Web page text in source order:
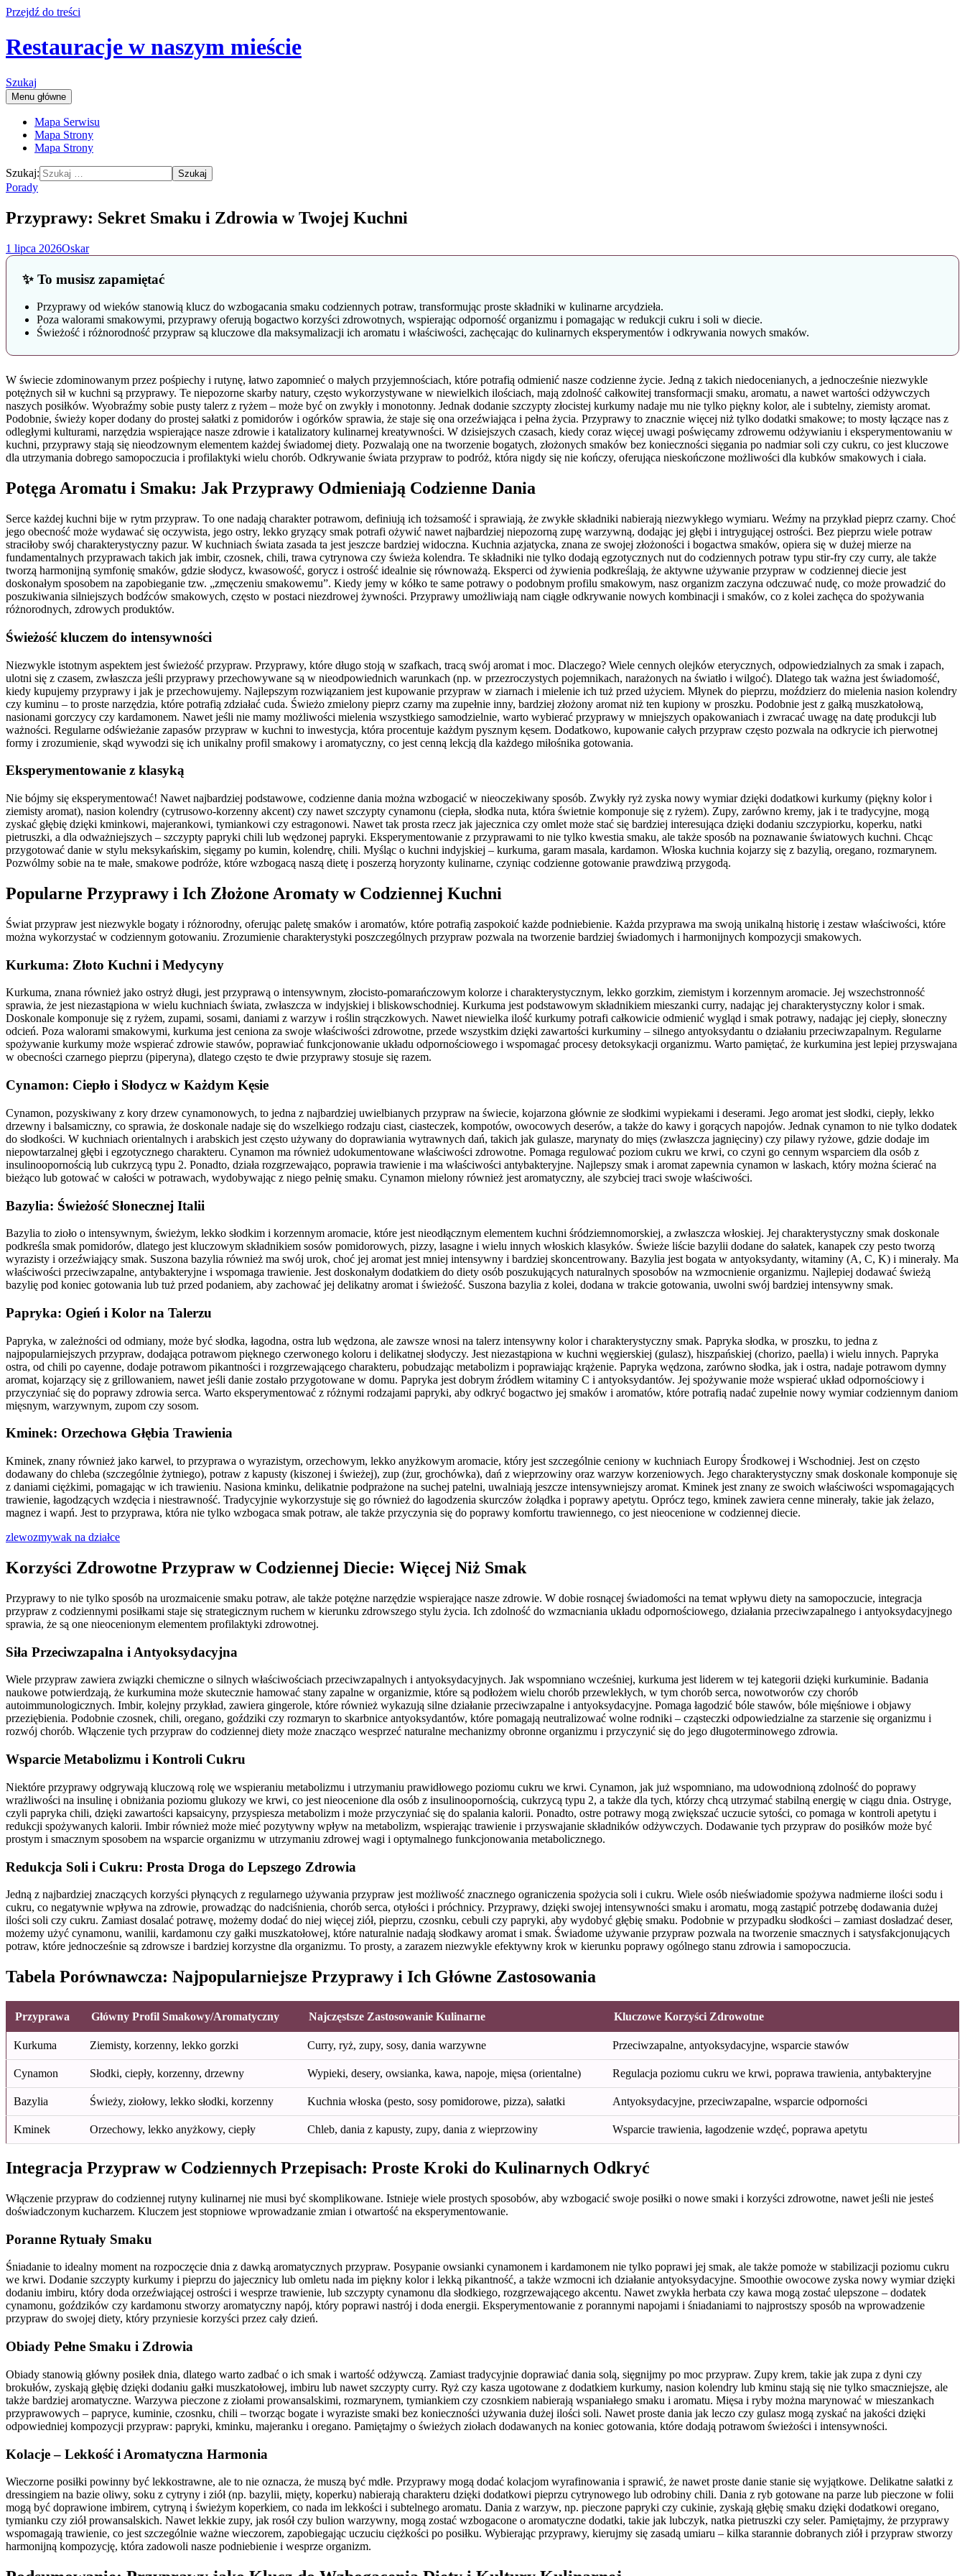
Przejdź do treści
Restauracje w naszym mieście
Szukaj
Menu główne
Mapa Serwisu
Mapa Strony
Mapa Strony
Szukaj:
Porady
Przyprawy: Sekret Smaku i Zdrowia w Twojej Kuchni
1 lipca 2026Oskar
✨ To musisz zapamiętać
Przyprawy od wieków stanowią klucz do wzbogacania smaku codziennych potraw, transformując proste składniki w kulinarne arcydzieła.
Poza walorami smakowymi, przyprawy oferują bogactwo korzyści zdrowotnych, wspierając odporność organizmu i pomagając w redukcji cukru i soli w diecie.
Świeżość i różnorodność przypraw są kluczowe dla maksymalizacji ich aromatu i właściwości, zachęcając do kulinarnych eksperymentów i odkrywania nowych smaków.
W świecie zdominowanym przez pośpiechy i rutynę, łatwo zapomnieć o małych przyjemnościach, które potrafią odmienić nasze codzienne życie. Jedną z takich niedocenianych, a jednocześnie niezwykle
potężnych sił w kuchni są przyprawy. Te niepozorne skarby natury, często wykorzystywane w niewielkich ilościach, mają zdolność całkowitej transformacji smaku, aromatu, a nawet wartości odżywczych
naszych posiłków. Wyobraźmy sobie pusty talerz z ryżem – może być on zwykły i monotonny. Jednak dodanie szczypty złocistej kurkumy nadaje mu nie tylko piękny kolor, ale i subtelny, ziemisty aromat.
Podobnie, świeży koper dodany do prostej sałatki z pomidorów i ogórków sprawia, że staje się ona orzeźwiająca i pełna życia. Przyprawy to znacznie więcej niż tylko dodatki smakowe; to mosty łączące nas z
odległymi kulturami, narzędzia wspierające nasze zdrowie i katalizatory kulinarnej kreatywności. W dzisiejszych czasach, kiedy coraz więcej uwagi poświęcamy zdrowemu odżywianiu i eksperymentowaniu w
kuchni, przyprawy stają się nieodzownym elementem każdej świadomej diety. Pozwalają one na tworzenie bogatych, złożonych smaków bez konieczności sięgania po nadmiar soli czy cukru, co jest kluczowe
dla utrzymania dobrego samopoczucia i profilaktyki wielu chorób. Odkrywanie świata przypraw to podróż, która nigdy się nie kończy, oferująca nieskończone możliwości dla kubków smakowych i ciała.
Potęga Aromatu i Smaku: Jak Przyprawy Odmieniają Codzienne Dania
Serce każdej kuchni bije w rytm przypraw. To one nadają charakter potrawom, definiują ich tożsamość i sprawiają, że zwykłe składniki nabierają niezwykłego wymiaru. Weźmy na przykład pieprz czarny. Choć
jego obecność może wydawać się oczywista, jego ostry, lekko gryzący smak potrafi ożywić nawet najbardziej niepozorną zupę warzywną, dodając jej głębi i intrygującej ostrości. Bez pieprzu wiele potraw
straciłoby swój charakterystyczny pazur. W kuchniach świata zasada ta jest jeszcze bardziej widoczna. Kuchnia azjatycka, znana ze swojej złożoności i bogactwa smaków, opiera się w dużej mierze na
fundamentalnych przyprawach takich jak imbir, czosnek, chili, trawa cytrynowa czy świeża kolendra. Te składniki nie tylko dodają egzotycznych nut do codziennych potraw typu stir-fry czy curry, ale także
tworzą harmonijną symfonię smaków, gdzie słodycz, kwasowość, gorycz i ostrość idealnie się równoważą. Eksperci od żywienia podkreślają, że aktywne używanie przypraw w codziennej diecie jest
doskonałym sposobem na zapobieganie tzw. „zmęczeniu smakowemu”. Kiedy jemy w kółko te same potrawy o podobnym profilu smakowym, nasz organizm zaczyna odczuwać nudę, co może prowadzić do
poszukiwania silniejszych bodźców smakowych, często w postaci niezdrowej żywności. Przyprawy umożliwiają nam ciągłe odkrywanie nowych kombinacji i smaków, co z kolei zachęca do spożywania
różnorodnych, zdrowych produktów.
Świeżość kluczem do intensywności
Niezwykle istotnym aspektem jest świeżość przypraw. Przyprawy, które długo stoją w szafkach, tracą swój aromat i moc. Dlaczego? Wiele cennych olejków eterycznych, odpowiedzialnych za smak i zapach,
ulotni się z czasem, zwłaszcza jeśli przyprawy przechowywane są w nieodpowiednich warunkach (np. w przezroczystych pojemnikach, narażonych na światło i wilgoć). Dlatego tak ważna jest świadomość,
kiedy kupujemy przyprawy i jak je przechowujemy. Najlepszym rozwiązaniem jest kupowanie przypraw w ziarnach i mielenie ich tuż przed użyciem. Młynek do pieprzu, moździerz do mielenia nasion kolendry
czy kuminu – to proste narzędzia, które potrafią zdziałać cuda. Świeżo zmielony pieprz czarny ma zupełnie inny, bardziej złożony aromat niż ten kupiony w proszku. Podobnie jest z gałką muszkatołową,
nasionami gorczycy czy kardamonem. Nawet jeśli nie mamy możliwości mielenia wszystkiego samodzielnie, warto wybierać przyprawy w mniejszych opakowaniach i zwracać uwagę na datę produkcji lub
ważności. Regularne odświeżanie zapasów przypraw w kuchni to inwestycja, która procentuje każdym pysznym kęsem. Dodatkowo, kupowanie całych przypraw często pozwala na odkrycie ich pierwotnej
formy i zrozumienie, skąd wywodzi się ich unikalny profil smakowy i aromatyczny, co jest cenną lekcją dla każdego miłośnika gotowania.
Eksperymentowanie z klasyką
Nie bójmy się eksperymentować! Nawet najbardziej podstawowe, codzienne dania można wzbogacić w nieoczekiwany sposób. Zwykły ryż zyska nowy wymiar dzięki dodatkowi kurkumy (piękny kolor i
ziemisty aromat), nasion kolendry (cytrusowo-korzenny akcent) czy nawet szczypty cynamonu (ciepła, słodka nuta, która świetnie komponuje się z ryżem). Zupy, zarówno kremy, jak i te tradycyjne, mogą
zyskać głębię dzięki kminkowi, majerankowi, tymiankowi czy estragonowi. Nawet tak prosta rzecz jak jajecznica czy omlet może stać się bardziej interesująca dzięki dodaniu szczypiorku, koperku, natki
pietruszki, a dla odważniejszych – szczypty papryki chili lub wędzonej papryki. Eksperymentowanie z przyprawami to nie tylko kwestia smaku, ale także sposób na poznawanie światowych kuchni. Chcąc
przygotować danie w stylu meksykańskim, sięgamy po kumin, kolendrę, chili. Myśląc o kuchni indyjskiej – kurkuma, garam masala, kardamon. Włoska kuchnia kojarzy się z bazylią, oregano, rozmarynem.
Pozwólmy sobie na te małe, smakowe podróże, które wzbogacą naszą dietę i poszerzą horyzonty kulinarne, czyniąc codzienne gotowanie prawdziwą przygodą.
Popularne Przyprawy i Ich Złożone Aromaty w Codziennej Kuchni
Świat przypraw jest niezwykle bogaty i różnorodny, oferując paletę smaków i aromatów, które potrafią zaspokoić każde podniebienie. Każda przyprawa ma swoją unikalną historię i zestaw właściwości, które
można wykorzystać w codziennym gotowaniu. Zrozumienie charakterystyki poszczególnych przypraw pozwala na tworzenie bardziej świadomych i harmonijnych kompozycji smakowych.
Kurkuma: Złoto Kuchni i Medycyny
Kurkuma, znana również jako ostryż długi, jest przyprawą o intensywnym, złocisto-pomarańczowym kolorze i charakterystycznym, lekko gorzkim, ziemistym i korzennym aromacie. Jej wszechstronność
sprawia, że jest niezastąpiona w wielu kuchniach świata, zwłaszcza w indyjskiej i bliskowschodniej. Kurkuma jest podstawowym składnikiem mieszanki curry, nadając jej charakterystyczny kolor i smak.
Doskonale komponuje się z ryżem, zupami, sosami, daniami z warzyw i roślin strączkowych. Nawet niewielka ilość kurkumy potrafi całkowicie odmienić wygląd i smak potrawy, nadając jej ciepły, słoneczny
odcień. Poza walorami smakowymi, kurkuma jest ceniona za swoje właściwości zdrowotne, przede wszystkim dzięki zawartości kurkuminy – silnego antyoksydantu o działaniu przeciwzapalnym. Regularne
spożywanie kurkumy może wspierać zdrowie stawów, poprawiać funkcjonowanie układu odpornościowego i wspomagać procesy detoksykacji organizmu. Warto pamiętać, że kurkumina jest lepiej przyswajana
w obecności czarnego pieprzu (piperyna), dlatego często te dwie przyprawy stosuje się razem.
Cynamon: Ciepło i Słodycz w Każdym Kęsie
Cynamon, pozyskiwany z kory drzew cynamonowych, to jedna z najbardziej uwielbianych przypraw na świecie, kojarzona głównie ze słodkimi wypiekami i deserami. Jego aromat jest słodki, ciepły, lekko
drzewny i balsamiczny, co sprawia, że doskonale nadaje się do wszelkiego rodzaju ciast, ciasteczek, kompotów, owocowych deserów, a także do kawy i gorących napojów. Jednak cynamon to nie tylko dodatek
do słodkości. W kuchniach orientalnych i arabskich jest często używany do doprawiania wytrawnych dań, takich jak gulasze, marynaty do mięs (zwłaszcza jagnięciny) czy pilawy ryżowe, gdzie dodaje im
niepowtarzalnej głębi i egzotycznego charakteru. Cynamon ma również udokumentowane właściwości zdrowotne. Pomaga regulować poziom cukru we krwi, co czyni go cennym wsparciem dla osób z
insulinoopornością lub cukrzycą typu 2. Ponadto, działa rozgrzewająco, poprawia trawienie i ma właściwości antybakteryjne. Najlepszy smak i aromat zapewnia cynamon w laskach, który można ścierać na
bieżąco lub gotować w całości w potrawach, wydobywając z niego pełnię smaku. Cynamon mielony również jest aromatyczny, ale szybciej traci swoje właściwości.
Bazylia: Świeżość Słonecznej Italii
Bazylia to zioło o intensywnym, świeżym, lekko słodkim i korzennym aromacie, które jest nieodłącznym elementem kuchni śródziemnomorskiej, a zwłaszcza włoskiej. Jej charakterystyczny smak doskonale
podkreśla smak pomidorów, dlatego jest kluczowym składnikiem sosów pomidorowych, pizzy, lasagne i wielu innych włoskich klasyków. Świeże liście bazylii dodane do sałatek, kanapek czy pesto tworzą
wyrazisty i orzeźwiający smak. Suszona bazylia również ma swój urok, choć jej aromat jest mniej intensywny i bardziej skoncentrowany. Bazylia jest bogata w antyoksydanty, witaminy (A, C, K) i minerały. Ma
właściwości przeciwzapalne, antybakteryjne i wspomaga trawienie. Jest doskonałym dodatkiem do diety osób poszukujących naturalnych sposobów na wzmocnienie organizmu. Najlepiej dodawać świeżą
bazylię pod koniec gotowania lub tuż przed podaniem, aby zachować jej delikatny aromat i świeżość. Suszona bazylia z kolei, dodana w trakcie gotowania, uwolni swój bardziej intensywny smak.
Papryka: Ogień i Kolor na Talerzu
Papryka, w zależności od odmiany, może być słodka, łagodna, ostra lub wędzona, ale zawsze wnosi na talerz intensywny kolor i charakterystyczny smak. Papryka słodka, w proszku, to jedna z
najpopularniejszych przypraw, dodająca potrawom pięknego czerwonego koloru i delikatnej słodyczy. Jest niezastąpiona w kuchni węgierskiej (gulasz), hiszpańskiej (chorizo, paella) i wielu innych. Papryka
ostra, od chili po cayenne, dodaje potrawom pikantności i rozgrzewającego charakteru, pobudzając metabolizm i poprawiając krążenie. Papryka wędzona, zarówno słodka, jak i ostra, nadaje potrawom dymny
aromat, kojarzący się z grillowaniem, nawet jeśli danie zostało przygotowane w domu. Papryka jest dobrym źródłem witaminy C i antyoksydantów. Jej spożywanie może wspierać układ odpornościowy i
przyczyniać się do poprawy zdrowia serca. Warto eksperymentować z różnymi rodzajami papryki, aby odkryć bogactwo jej smaków i aromatów, które potrafią nadać zupełnie nowy wymiar codziennym daniom
mięsnym, warzywnym, zupom czy sosom.
Kminek: Orzechowa Głębia Trawienia
Kminek, znany również jako karwel, to przyprawa o wyrazistym, orzechowym, lekko anyżkowym aromacie, który jest szczególnie ceniony w kuchniach Europy Środkowej i Wschodniej. Jest on często
dodawany do chleba (szczególnie żytniego), potraw z kapusty (kiszonej i świeżej), zup (żur, grochówka), dań z wieprzowiny oraz warzyw korzeniowych. Jego charakterystyczny smak doskonale komponuje się
z daniami ciężkimi, pomagając w ich trawieniu. Nasiona kminku, delikatnie podprażone na suchej patelni, uwalniają jeszcze intensywniejszy aromat. Kminek jest znany ze swoich właściwości wspomagających
trawienie, łagodzących wzdęcia i niestrawność. Tradycyjnie wykorzystuje się go również do łagodzenia skurczów żołądka i poprawy apetytu. Oprócz tego, kminek zawiera cenne minerały, takie jak żelazo,
magnez i wapń. Jest to przyprawa, która nie tylko wzbogaca smak potraw, ale także przyczynia się do poprawy komfortu trawiennego, co jest nieocenione w codziennej diecie.
zlewozmywak na działce
Korzyści Zdrowotne Przypraw w Codziennej Diecie: Więcej Niż Smak
Przyprawy to nie tylko sposób na urozmaicenie smaku potraw, ale także potężne narzędzie wspierające nasze zdrowie. W dobie rosnącej świadomości na temat wpływu diety na samopoczucie, integracja
przypraw z codziennymi posiłkami staje się strategicznym ruchem w kierunku zdrowszego stylu życia. Ich zdolność do wzmacniania układu odpornościowego, działania przeciwzapalnego i antyoksydacyjnego
sprawia, że są one nieocenionym elementem profilaktyki zdrowotnej.
Siła Przeciwzapalna i Antyoksydacyjna
Wiele przypraw zawiera związki chemiczne o silnych właściwościach przeciwzapalnych i antyoksydacyjnych. Jak wspomniano wcześniej, kurkuma jest liderem w tej kategorii dzięki kurkuminie. Badania
naukowe potwierdzają, że kurkumina może skutecznie hamować stany zapalne w organizmie, które są podłożem wielu chorób przewlekłych, w tym chorób serca, nowotworów czy chorób
autoimmunologicznych. Imbir, kolejny przykład, zawiera gingerole, które również wykazują silne działanie przeciwzapalne i antyoksydacyjne. Pomaga łagodzić bóle stawów, bóle mięśniowe i objawy
przeziębienia. Podobnie czosnek, chili, oregano, goździki czy rozmaryn to skarbnice antyoksydantów, które pomagają neutralizować wolne rodniki – cząsteczki odpowiedzialne za starzenie się organizmu i
rozwój chorób. Włączenie tych przypraw do codziennej diety może znacząco wesprzeć naturalne mechanizmy obronne organizmu i przyczynić się do jego długoterminowego zdrowia.
Wsparcie Metabolizmu i Kontroli Cukru
Niektóre przyprawy odgrywają kluczową rolę we wspieraniu metabolizmu i utrzymaniu prawidłowego poziomu cukru we krwi. Cynamon, jak już wspomniano, ma udowodnioną zdolność do poprawy
wrażliwości na insulinę i obniżania poziomu glukozy we krwi, co jest nieocenione dla osób z insulinoopornością, cukrzycą typu 2, a także dla tych, którzy chcą utrzymać stabilną energię w ciągu dnia. Ostryge,
czyli papryka chili, dzięki zawartości kapsaicyny, przyspiesza metabolizm i może przyczyniać się do spalania kalorii. Ponadto, ostre potrawy mogą zwiększać uczucie sytości, co pomaga w kontroli apetytu i
redukcji spożywanych kalorii. Imbir również może mieć pozytywny wpływ na metabolizm, wspierając trawienie i przyswajanie składników odżywczych. Dodawanie tych przypraw do posiłków może być
prostym i smacznym sposobem na wsparcie organizmu w utrzymaniu zdrowej wagi i optymalnego funkcjonowania metabolicznego.
Redukcja Soli i Cukru: Prosta Droga do Lepszego Zdrowia
Jedną z najbardziej znaczących korzyści płynących z regularnego używania przypraw jest możliwość znacznego ograniczenia spożycia soli i cukru. Wiele osób nieświadomie spożywa nadmierne ilości sodu i
cukru, co negatywnie wpływa na zdrowie, prowadząc do nadciśnienia, chorób serca, otyłości i próchnicy. Przyprawy, dzięki swojej intensywności smaku i aromatu, mogą zastąpić potrzebę dodawania dużej
ilości soli czy cukru. Zamiast dosalać potrawę, możemy dodać do niej więcej ziół, pieprzu, czosnku, cebuli czy papryki, aby wydobyć głębię smaku. Podobnie w przypadku słodkości – zamiast dosładzać deser,
możemy użyć cynamonu, wanilii, kardamonu czy gałki muszkatołowej, które naturalnie nadają słodkawy aromat i smak. Świadome używanie przypraw pozwala na tworzenie smacznych i satysfakcjonujących
potraw, które jednocześnie są zdrowsze i bardziej korzystne dla organizmu. To prosty, a zarazem niezwykle efektywny krok w kierunku poprawy ogólnego stanu zdrowia i samopoczucia.
Tabela Porównawcza: Najpopularniejsze Przyprawy i Ich Główne Zastosowania
Przyprawa Główny Profil Smakowy/Aromatyczny Najczęstsze Zastosowanie Kulinarne Kluczowe Korzyści Zdrowotne
Kurkuma Ziemisty, korzenny, lekko gorzki Curry, ryż, zupy, sosy, dania warzywne Przeciwzapalne, antyoksydacyjne, wsparcie stawów
Cynamon Słodki, ciepły, korzenny, drzewny Wypieki, desery, owsianka, kawa, napoje, mięsa (orientalne) Regulacja poziomu cukru we krwi, poprawa trawienia, antybakteryjne
Bazylia Świeży, ziołowy, lekko słodki, korzenny Kuchnia włoska (pesto, sosy pomidorowe, pizza), sałatki Antyoksydacyjne, przeciwzapalne, wsparcie odporności
Kminek Orzechowy, lekko anyżkowy, ciepły Chleb, dania z kapusty, zupy, dania z wieprzowiny Wsparcie trawienia, łagodzenie wzdęć, poprawa apetytu
Integracja Przypraw w Codziennych Przepisach: Proste Kroki do Kulinarnych Odkryć
Włączenie przypraw do codziennej rutyny kulinarnej nie musi być skomplikowane. Istnieje wiele prostych sposobów, aby wzbogacić swoje posiłki o nowe smaki i korzyści zdrowotne, nawet jeśli nie jesteś
doświadczonym kucharzem. Kluczem jest stopniowe wprowadzanie zmian i otwartość na eksperymentowanie.
Poranne Rytuały Smaku
Śniadanie to idealny moment na rozpoczęcie dnia z dawką aromatycznych przypraw. Posypanie owsianki cynamonem i kardamonem nie tylko poprawi jej smak, ale także pomoże w stabilizacji poziomu cukru
we krwi. Dodanie szczypty kurkumy i pieprzu do jajecznicy lub omletu nada im piękny kolor i lekką pikantność, a także wzmocni ich działanie antyoksydacyjne. Smoothie owocowe zyska nowy wymiar dzięki
dodaniu imbiru, który doda orzeźwiającej ostrości i wesprze trawienie, lub szczypty cynamonu dla słodkiego, rozgrzewającego akcentu. Nawet zwykła herbata czy kawa mogą zostać ulepszone – dodatek
cynamonu, goździków czy kardamonu stworzy aromatyczny napój, który poprawi nastrój i doda energii. Eksperymentowanie z porannymi napojami i śniadaniami to najprostszy sposób na wprowadzenie
przypraw do swojej diety, który przyniesie korzyści przez cały dzień.
Obiady Pełne Smaku i Zdrowia
Obiady stanowią główny posiłek dnia, dlatego warto zadbać o ich smak i wartość odżywczą. Zamiast tradycyjnie doprawiać dania solą, sięgnijmy po moc przypraw. Zupy krem, takie jak zupa z dyni czy
brokułów, zyskają głębię dzięki dodaniu gałki muszkatołowej, imbiru lub nawet szczypty curry. Ryż czy kasza ugotowane z dodatkiem kurkumy, nasion kolendry lub kminu stają się nie tylko smaczniejsze, ale
także bardziej aromatyczne. Warzywa pieczone z ziołami prowansalskimi, rozmarynem, tymiankiem czy czosnkiem nabierają wspaniałego smaku i aromatu. Mięsa i ryby można marynować w mieszankach
przyprawowych – papryce, kuminie, czosnku, chili – tworząc bogate i wyraziste smaki bez konieczności używania dużej ilości soli. Nawet proste dania jak leczo czy gulasz mogą zyskać na jakości dzięki
odpowiedniej kompozycji przypraw: papryki, kminku, majeranku i oregano. Pamiętajmy o świeżych ziołach dodawanych na koniec gotowania, które dodają potrawom świeżości i intensywności.
Kolacje – Lekkość i Aromatyczna Harmonia
Wieczorne posiłki powinny być lekkostrawne, ale to nie oznacza, że muszą być mdłe. Przyprawy mogą dodać kolacjom wyrafinowania i sprawić, że nawet proste danie stanie się wyjątkowe. Delikatne sałatki z
dressingiem na bazie oliwy, soku z cytryny i ziół (np. bazylii, mięty, koperku) nabierają charakteru dzięki dodatkowi pieprzu cytrynowego lub odrobiny chili. Dania z ryb gotowane na parze lub pieczone w folii
mogą być doprawione imbirem, cytryną i świeżym koperkiem, co nada im lekkości i subtelnego aromatu. Dania z warzyw, np. pieczone papryki czy cukinie, zyskają głębię smaku dzięki dodatkowi oregano,
tymianku czy ziół prowansalskich. Nawet lekkie zupy, jak rosół czy bulion warzywny, mogą zostać wzbogacone o aromatyczne dodatki, takie jak lubczyk, natka pietruszki czy seler. Pamiętajmy, że przyprawy
wspomagają trawienie, co jest szczególnie ważne wieczorem, zapobiegając uczuciu ciężkości po posiłku. Wybierając przyprawy, kierujmy się zasadą umiaru – kilka starannie dobranych ziół i przypraw stworzy
harmonijną kompozycję, która zadowoli nasze podniebienie i wesprze organizm.